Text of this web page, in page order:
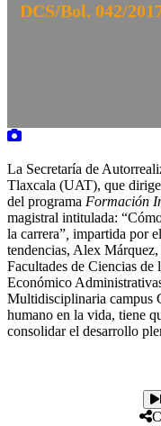
DCS/Bol. 042/
La Secretaría de
Tlaxcala (UAT), que
del programa Formación
magistral intitulada:
la carrera” impartida por
tendencias, Alex
Facultades de Ciencias
Económico
Multidisciplinaria campus
humano en la vida, tiene
consolidar el desarrollo